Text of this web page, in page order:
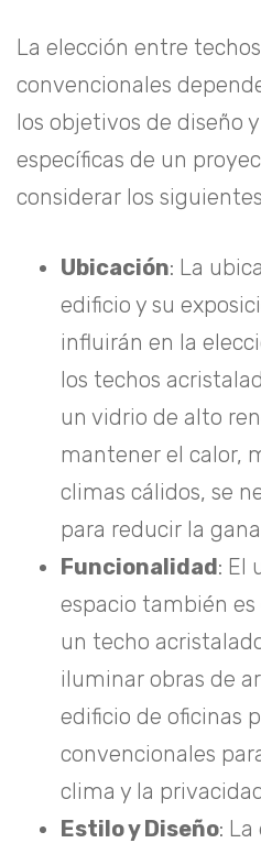
La elección entre
convencionales
los objetivos de diseño
específicas de un
considerar los
Ubicación: La
edificio y su
influirán en la
los techos
un vidrio de alto
mantener el calor,
climas cálidos, se
para reducir la
Funcionalidad: El
espacio también
un techo
iluminar obras de
edificio de oficinas
convencionales
clima y la
Estilo y Diseño: